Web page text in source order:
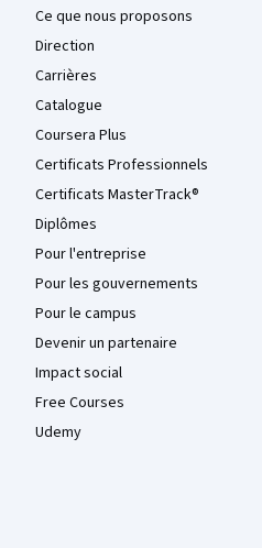
Ce que nous proposons
Direction
Carrières
Catalogue
Coursera Plus
Certificats Professionnels
Certificats MasterTrack®
Diplômes
Pour l'entreprise
Pour les gouvernements
Pour le campus
Devenir un partenaire
Impact social
Free Courses
Udemy